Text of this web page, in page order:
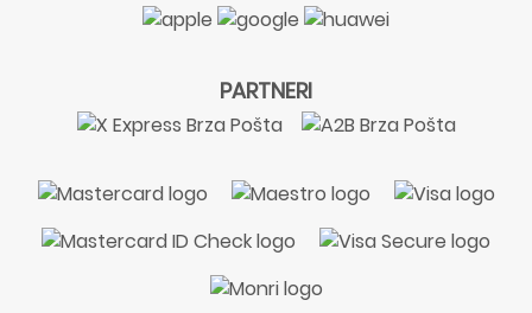
PARTNERI